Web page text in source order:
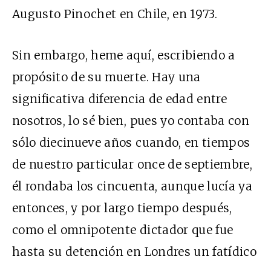
Augusto Pinochet en Chile, en 1973.
Sin embargo, heme aquí, escribiendo a
propósito de su muerte. Hay una
significativa diferencia de edad entre
nosotros, lo sé bien, pues yo contaba con
sólo diecinueve años cuando, en tiempos
de nuestro particular once de septiembre,
él rondaba los cincuenta, aunque lucía ya
entonces, y por largo tiempo después,
como el omnipotente dictador que fue
hasta su detención en Londres un fatídico